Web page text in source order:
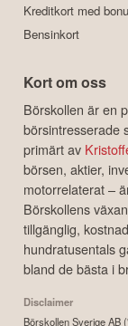
Kreditkort med
Bensinkort
Kort om oss
Börskollen är en
börsintresserade
primärt av
börsen, aktier,
motorrelaterat –
Börskollens
tillgänglig,
hundratusentals
bland de bästa i
Disclaimer
Börskollen Sverige AB